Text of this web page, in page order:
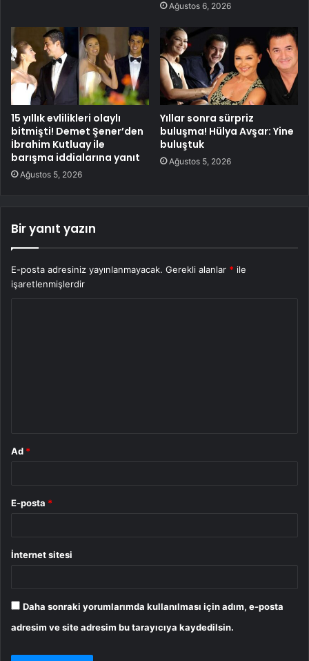
Ağustos 6, 2026
15 yıllık evlilikleri olaylı
bitmişti! Demet Şener’den
İbrahim Kutluay ile
barışma iddialarına yanıt
Ağustos 5, 2026
Yıllar sonra sürpriz
buluşma! Hülya Avşar: Yine
buluştuk
Ağustos 5, 2026
Bir yanıt yazın
E-posta adresiniz yayınlanmayacak. Gerekli alanlar * ile
işaretlenmişlerdir
Ad *
E-posta *
İnternet sitesi
Daha sonraki yorumlarımda kullanılması için adım, e-posta
adresim ve site adresim bu tarayıcıya kaydedilsin.